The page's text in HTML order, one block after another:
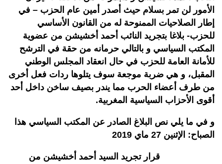
الأمور لن تمر بسلام حيث أصدر أمين عام الحزب – في
إطار الصلاحيات الممنوحة له من القانون الأساسي
للحزب- بلاغا بتجريد النائب أحمد أخشيشن من عضوية
المكتب السياسي و بالتالي حرمانه من حقة في الترشح
للأمانة العامة للحزب في حال انعقاد المجلس الوطني
المقبل، و هي ضربة موجعة سوف يتلوها ردات فعل أخرى
من طرف أعضاء الحرب مما يندر بصيف ساخن داخل أحد
أقوى الأحزاب السياسية المغربية.
و في ما يلي نص البلاغ الصادر عن المكتب السياسي هذا
الصباح: الإثنين 27 ماي 2019
قرار تجريد السيد أحمد أخشيشن من